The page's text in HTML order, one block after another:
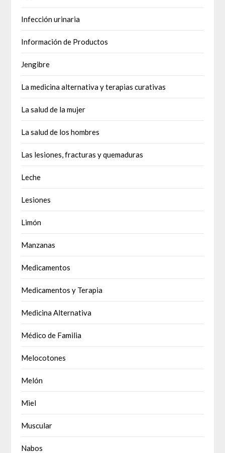
Infección urinaria
Información de Productos
Jengibre
La medicina alternativa y terapias curativas
La salud de la mujer
La salud de los hombres
Las lesiones, fracturas y quemaduras
Leche
Lesiones
Limón
Manzanas
Medicamentos
Medicamentos y Terapia
Medicina Alternativa
Médico de Familia
Melocotones
Melón
Miel
Muscular
Nabos